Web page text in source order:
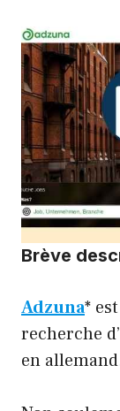
Brève
Adzuna*
recherche
en